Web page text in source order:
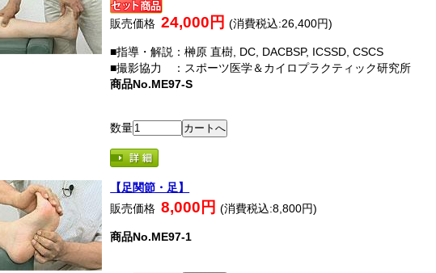
販売価格 24,000円 (消費税込:26,400円)
■指導・解説：榊原 直樹, DC, DACBSP, ICSSD, CSCS
■撮影協力 ：スポーツ医学＆カイロプラクティック研究所
商品No.ME97-S
数量
【足関節・足】
販売価格 8,000円 (消費税込:8,800円)
商品No.ME97-1